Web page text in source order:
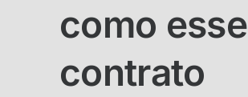
como esse
contrato